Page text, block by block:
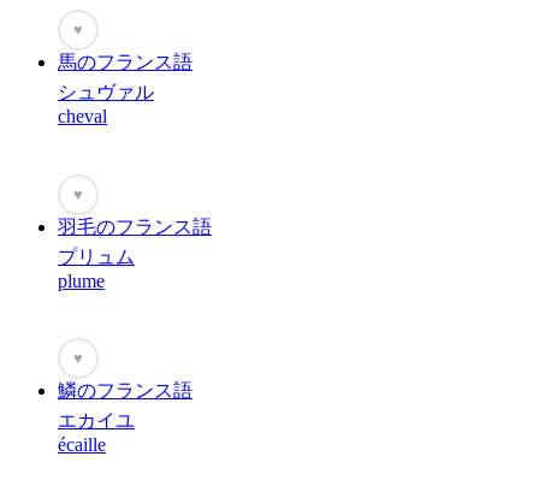
♥
馬のフランス語
シュヴァル
cheval
♥
羽毛のフランス語
プリュム
plume
♥
鱗のフランス語
エカイユ
écaille